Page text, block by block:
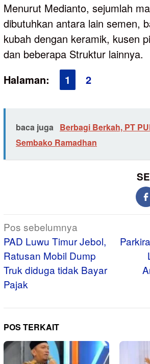
Menurut Medianto, sejumlah
dibutuhkan antara lain semen,
kubah dengan keramik, kusen
dan beberapa Struktur lainnya.
Halaman:
1 2
baca juga Berbagi Berkah, PT
Sembako Ramadhan
Navigasi
pos
Pos sebelumnya
PAD Luwu Timur Jebol,
Ratusan Mobil Dump
Truk diduga tidak Bayar
Pajak
POS TERKAIT